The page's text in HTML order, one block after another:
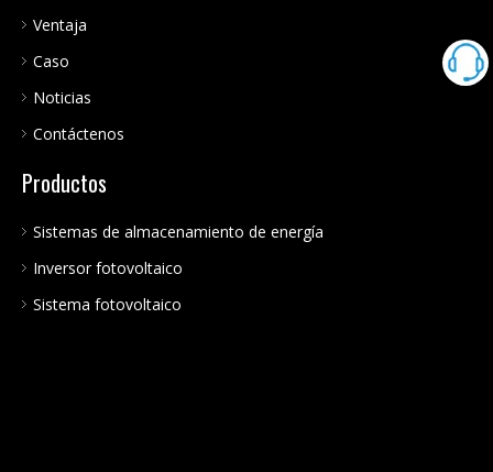
Ventaja
Caso
Noticias
Contáctenos
Productos
Sistemas de almacenamiento de energía
Inversor fotovoltaico
Sistema fotovoltaico